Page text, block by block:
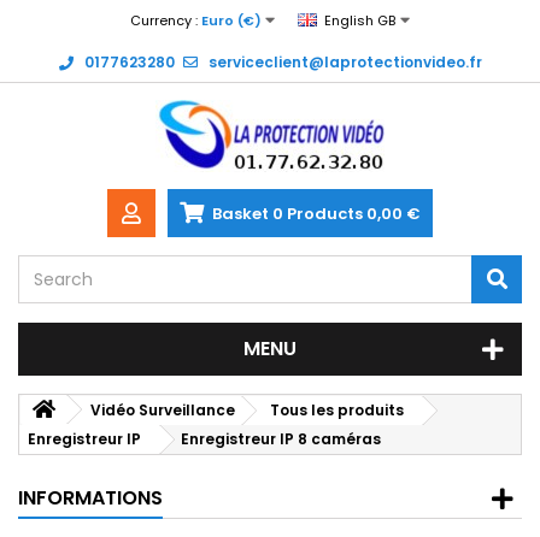
Currency : Euro (€) English GB
0177623280 serviceclient@laprotectionvideo.fr
Basket 0 Products 0,00 €
MENU
Vidéo Surveillance
Tous les produits
Enregistreur IP
Enregistreur IP 8 caméras
INFORMATIONS